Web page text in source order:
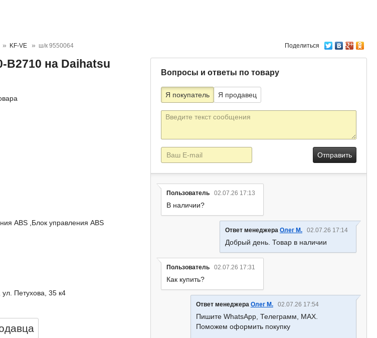
Поделиться
KF-VE ш/к 9550064
B2710 на Daihatsu
ABS ,Блок управления ABS
Петухова, 35 к4
Вопросы и ответы по товару
Я покупатель Я продавец
Текст
E-
mail
Пользователь 02.07.26 17:13
В наличии?
Ответ менеджера Олег М. 02.07.26 17:14
Добрый день. Товар в наличии
Пользователь 02.07.26 17:31
Как купить?
Ответ менеджера Олег М. 02.07.26 17:54
Пишите WhatsApp, Телеграмм, MAX.
Поможем оформить покупку